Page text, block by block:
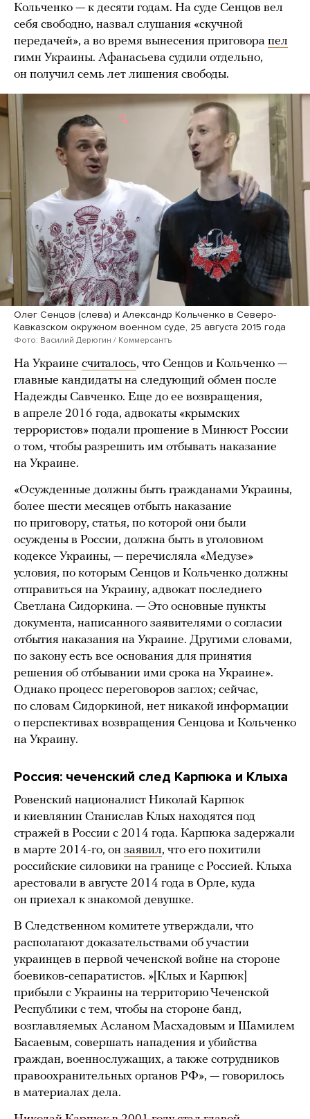
Кольченко — к десяти годам. На суде Сенцов вел
себя свободно, назвал слушания «скучной
передачей», а во время вынесения приговора пел
гимн Украины. Афанасьева судили отдельно,
он получил семь лет лишения свободы.
Олег Сенцов (слева) и Александр Кольченко в Северо-
Кавказском окружном военном суде, 25 августа 2015 года
Фото: Василий Дерюгин / Коммерсантъ
На Украине считалось, что Сенцов и Кольченко —
главные кандидаты на следующий обмен после
Надежды Савченко. Еще до ее возвращения,
в апреле 2016 года, адвокаты «крымских
террористов» подали прошение в Минюст России
о том, чтобы разрешить им отбывать наказание
на Украине.
«Осужденные должны быть гражданами Украины,
более шести месяцев отбыть наказание
по приговору, статья, по которой они были
осуждены в России, должна быть в уголовном
кодексе Украины, — перечисляла «Медузе»
условия, по которым Сенцов и Кольченко должны
отправиться на Украину, адвокат последнего
Светлана Сидоркина. — Это основные пункты
документа, написанного заявителями о согласии
отбытия наказания на Украине. Другими словами,
по закону есть все основания для принятия
решения об отбывании ими срока на Украине».
Однако процесс переговоров заглох; сейчас,
по словам Сидоркиной, нет никакой информации
о перспективах возвращения Сенцова и Кольченко
на Украину.
Россия: чеченский след Карпюка и Клыха
Ровенский националист Николай Карпюк
и киевлянин Станислав Клых находятся под
стражей в России с 2014 года. Карпюка задержали
в марте 2014-го, он заявил, что его похитили
российские силовики на границе с Россией. Клыха
арестовали в августе 2014 года в Орле, куда
он приехал к знакомой девушке.
В Следственном комитете утверждали, что
располагают доказательствами об участии
украинцев в первой чеченской войне на стороне
боевиков-сепаратистов. »[Клых и Карпюк]
прибыли с Украины на территорию Чеченской
Республики с тем, чтобы на стороне банд,
возглавляемых Асланом Масхадовым и Шамилем
Басаевым, совершать нападения и убийства
граждан, военнослужащих, а также сотрудников
правоохранительных органов РФ», — говорилось
в материалах дела.